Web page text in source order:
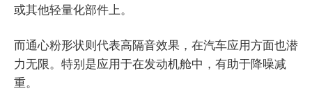
或其他轻量化部件上。
而通心粉形状则代表高隔音效果，在汽车应用方面也潜
力无限。特别是应用于在发动机舱中，有助于降噪减
重。